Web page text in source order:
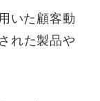
いた顧客動
れた製品や